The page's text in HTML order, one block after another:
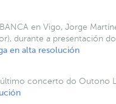
en Vigo, Jorge
durante a presentación
en alta resolución
concerto do Outono